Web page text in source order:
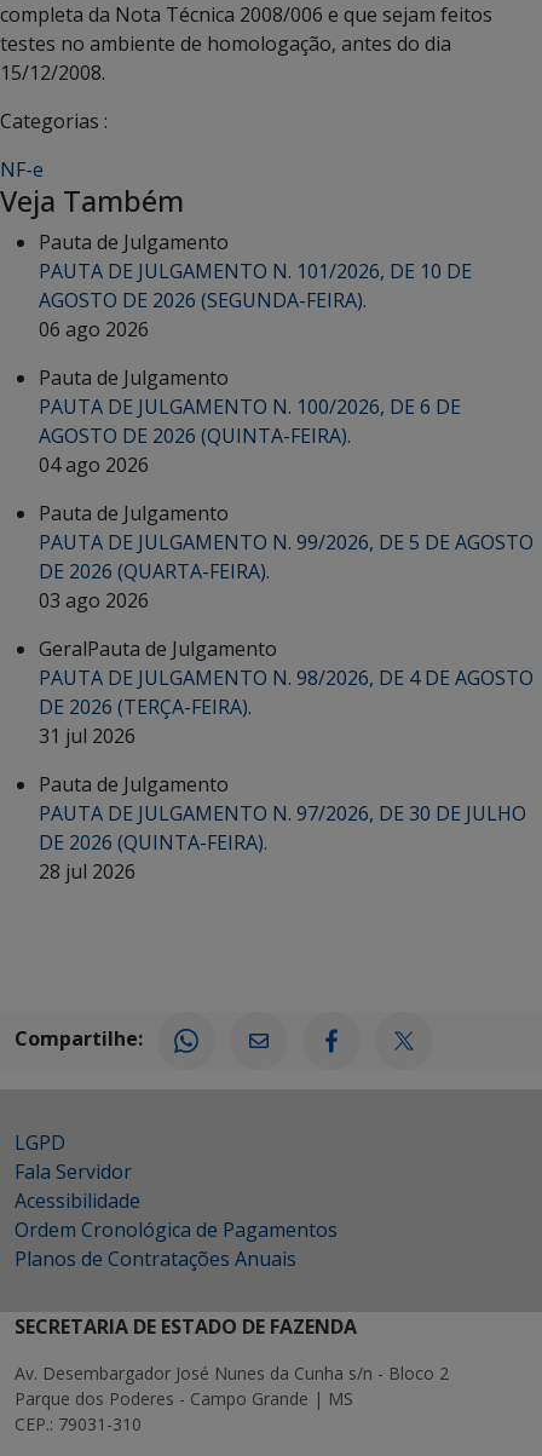
completa da Nota Técnica 2008/006 e que sejam feitos
testes no ambiente de homologação, antes do dia
15/12/2008.
Categorias :
NF-e
Veja Também
Pauta de Julgamento
PAUTA DE JULGAMENTO N. 101/2026, DE 10 DE
AGOSTO DE 2026 (SEGUNDA-FEIRA).
06 ago 2026
Pauta de Julgamento
PAUTA DE JULGAMENTO N. 100/2026, DE 6 DE
AGOSTO DE 2026 (QUINTA-FEIRA).
04 ago 2026
Pauta de Julgamento
PAUTA DE JULGAMENTO N. 99/2026, DE 5 DE AGOSTO
DE 2026 (QUARTA-FEIRA).
03 ago 2026
GeralPauta de Julgamento
PAUTA DE JULGAMENTO N. 98/2026, DE 4 DE AGOSTO
DE 2026 (TERÇA-FEIRA).
31 jul 2026
Pauta de Julgamento
PAUTA DE JULGAMENTO N. 97/2026, DE 30 DE JULHO
DE 2026 (QUINTA-FEIRA).
28 jul 2026
Compartilhe:
LGPD
Fala Servidor
Acessibilidade
Ordem Cronológica de Pagamentos
Planos de Contratações Anuais
SECRETARIA DE ESTADO DE FAZENDA
Av. Desembargador José Nunes da Cunha s/n - Bloco 2
Parque dos Poderes - Campo Grande | MS
CEP.: 79031-310